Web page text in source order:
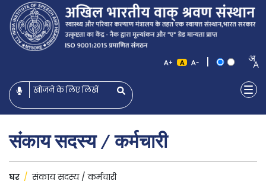
+ - |
संकाय सदस्य / कर्मचारी
घर / संकाय सदस्य / कर्मचारी